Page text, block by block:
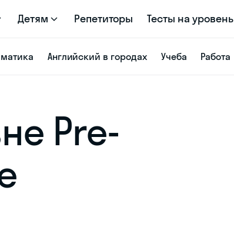
Детям Репетиторы Тесты на уровень
Английский в городах Учеба Работа
Pre-